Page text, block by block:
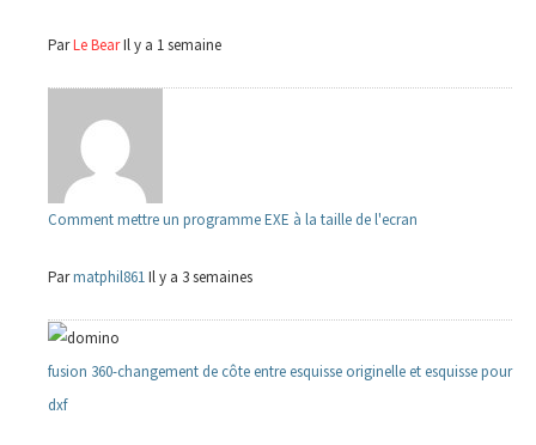
ParLe BearIl y a 1 semaine
Comment mettre un programme EXE à la taille de l'ecran
Parmatphil861Il y a 3 semaines
fusion 360-changement de côte entre esquisse originelle et esquisse pour
dxf